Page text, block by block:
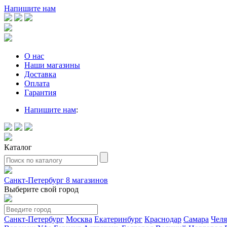
Напишите нам
О нас
Наши магазины
Доставка
Оплата
Гарантия
Напишите нам:
Каталог
Санкт-Петербург 8 магазинов
Выберите свой город
Санкт-Петербург Москва Екатеринбург Краснодар Самара